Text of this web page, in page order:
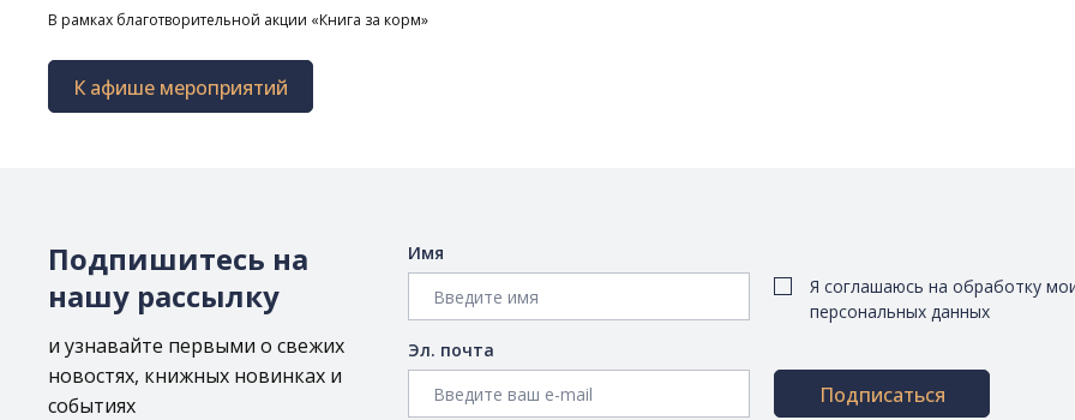
В рамках благотворительной акции «Книга за корм»
К афише мероприятий
Подпишитесь на
нашу рассылку
и узнавайте первыми о свежих
новостях, книжных новинках и
событиях
Имя
Эл. почта
Я соглашаюсь на обработку
персональных данных
Подписаться